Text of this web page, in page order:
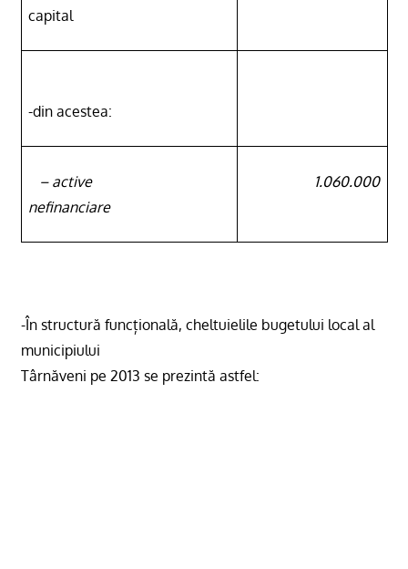
capital
-din acestea:
– active
nefinanciare
1.060.000
-În structură funcțională, cheltuielile bugetului local al
municipiului
Târnăveni pe 2013 se prezintă astfel: